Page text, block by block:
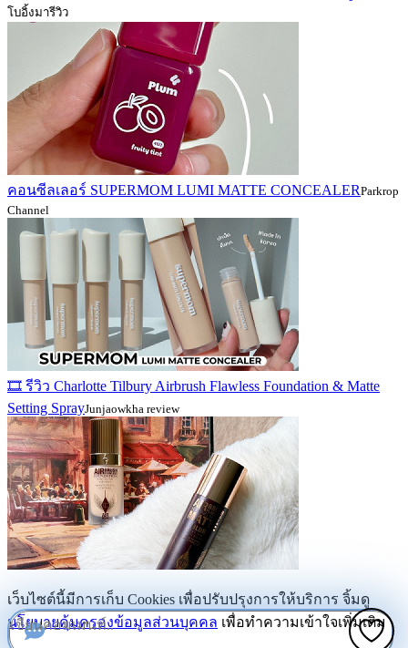
โบอิ้งมารีวิว
คอนซีลเลอร์ SUPERMOM LUMI MATTE CONCEALERParkrop
Channel
🎞️ รีวิว Charlotte Tilbury Airbrush Flawless Foundation & Matte
Setting SprayJunjaowkha review
เว็บไซต์นี้มีการเก็บ Cookies เพื่อปรับปรุงการให้บริการ จิ้มดู
นโยบายคุ้มครองข้อมูลส่วนบุคคล เพื่อทำความเข้าใจเพิ่มเติม